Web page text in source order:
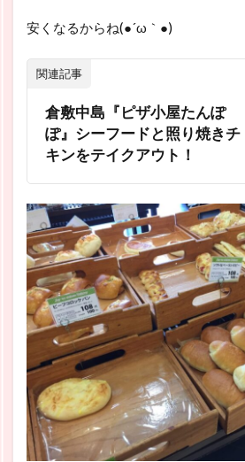
安くなるからね(●´ω｀●)
関連記事
倉敷中島『ピザ小屋たんぽ
ぽ』シーフードと照り焼きチ
キンをテイクアウト！